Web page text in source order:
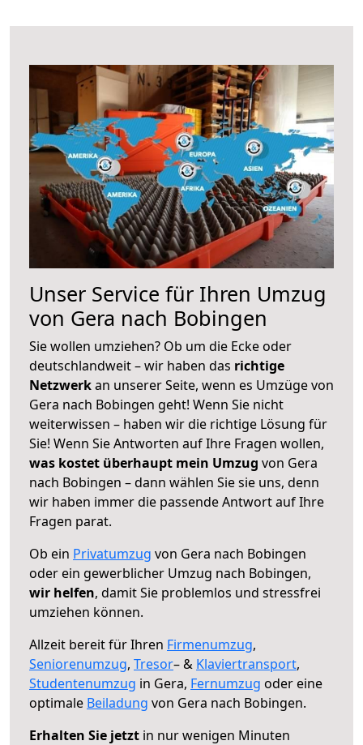
Unser Service für Ihren Umzug
von Gera nach Bobingen
Sie wollen umziehen? Ob um die Ecke oder
deutschlandweit – wir haben das richtige
Netzwerkan unserer Seite, wenn es Umzüge von
Gera nach Bobingen geht! Wenn Sie nicht
weiterwissen – haben wir die richtige Lösung für
Sie! Wenn Sie Antworten auf Ihre Fragen wollen,
was kostet überhaupt mein Umzug von Gera
nach Bobingen – dann wählen Sie sie uns, denn
wir haben immer die passende Antwort auf Ihre
Fragen parat.
Ob ein Privatumzug von Gera nach Bobingen
oder ein gewerblicher Umzug nach Bobingen,
wir helfen, damit Sie problemlos und stressfrei
umziehen können.
Allzeit bereit für Ihren Firmenumzug,
Seniorenumzug, Tresor– & Klaviertransport,
Studentenumzug in Gera, Fernumzug oder eine
optimale Beiladung von Gera nach Bobingen.
Erhalten Sie jetzt in nur wenigen Minuten